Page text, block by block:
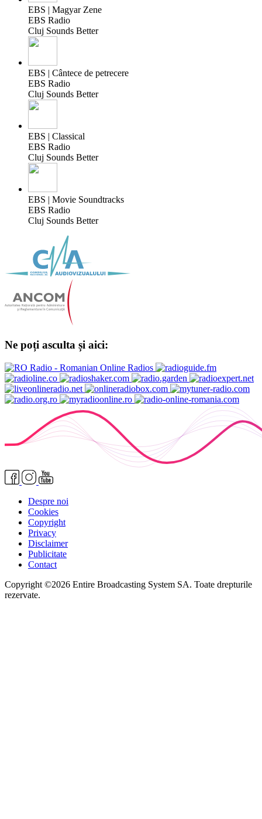
EBS | Magyar Zene
EBS Radio
Cluj Sounds Better
EBS | Cântece de petrecere
EBS Radio
Cluj Sounds Better
EBS | Classical
EBS Radio
Cluj Sounds Better
EBS | Movie Soundtracks
EBS Radio
Cluj Sounds Better
Ne poți asculta și aici:
Despre noi
Cookies
Copyright
Privacy
Disclaimer
Publicitate
Contact
Copyright ©2026 Entire Broadcasting System SA. Toate drepturile
rezervate.